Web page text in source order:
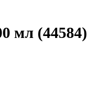
мл (44584)